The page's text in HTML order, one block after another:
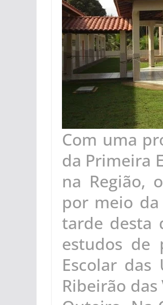
Com uma
da Primeira
na Região,
por meio da
tarde desta
estudos de
Escolar
Ribeirão